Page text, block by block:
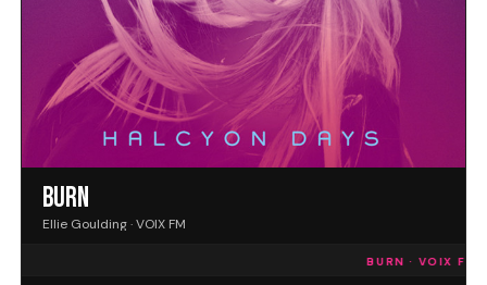
BURN
Ellie Goulding · VOIX FM
BURN · VOIX FM